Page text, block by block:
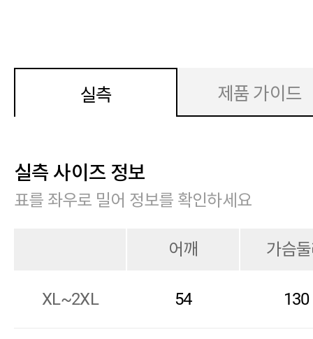
실측 제품 가이드
실측 사이즈 정보
표를 좌우로 밀어 정보를 확인하세요
어깨 가슴
XL~2XL 54 130